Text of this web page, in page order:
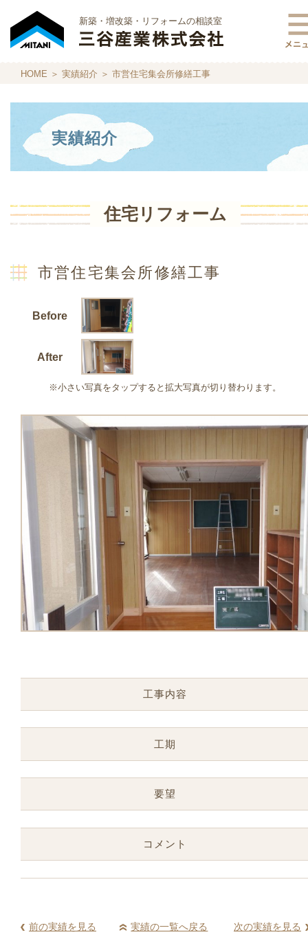
新築・増改築・リフォームの相談室
HOME ＞ 実績紹介 ＞ 市営住宅集会所修繕工事
実績紹介
住宅リフォーム
市営住宅集会所修繕工事
Before
After
※小さい写真をタップすると拡大写真が切り替わります。
工事内容
工期
要望
コメント
前の実績を見る 実績の一覧へ戻る 次の実績を見る